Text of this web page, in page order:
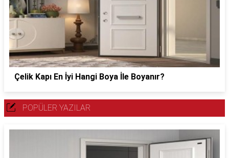
Çelik Kapı En İyi Hangi Boya İle Boyanır?
POPÜLER YAZILAR